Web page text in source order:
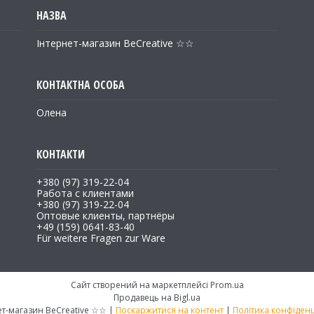
Інтернет-магазин BeCreative ☆☆
Олена
+380 (97) 319-22-04
Работа с клиентами
+380 (97) 319-22-04
Оптовые клиенты, партнёры
+49 (159) 0641-83-40
Für weitere Fragen zur Ware
Сайт створений на маркетплейсі Prom.ua
Продавець на Bigl.ua
Інтернет-магазин BeCreative ☆☆ | Поскаржитися на контент | Політика